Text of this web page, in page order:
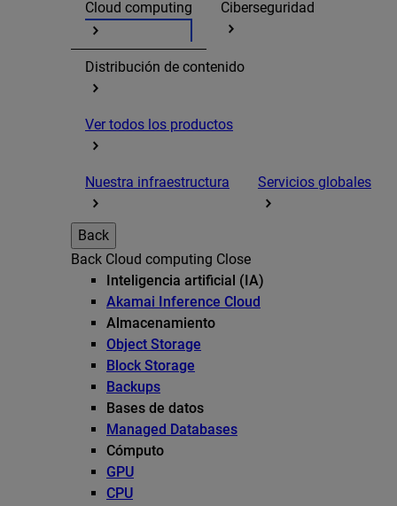
Cloud computing
Ciberseguridad
Distribución de contenido
Ver todos los productos
Nuestra infraestructura Servicios globales
Back
Back Cloud computing Close
Inteligencia artificial (IA)
Akamai Inference Cloud
Almacenamiento
Object Storage
Block Storage
Backups
Bases de datos
Managed Databases
Cómputo
GPU
CPU